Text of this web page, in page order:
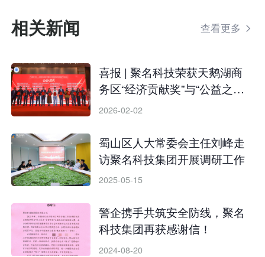
相关新闻 查看更多 
喜报 | 聚名科技荣获天鹅湖商
务区“经济贡献奖”与“公益之星
奖”
2026-02-02
蜀山区人大常委会主任刘峰走
访聚名科技集团开展调研工作
2025-05-15
警企携手共筑安全防线，聚名
科技集团再获感谢信！
2024-08-20